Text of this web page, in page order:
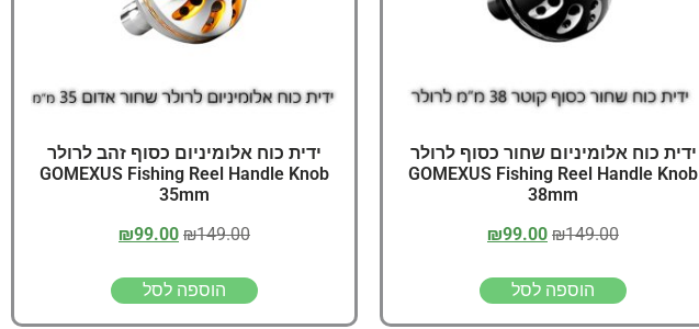
ידית כוח אלומיניום שחור כסוף לרולר
GOMEXUS Fishing Reel Handle Knob
38mm
₪149.00
₪99.00
הוספה לסל
ידית כוח אלומיניום כסוף זהב לרולר
GOMEXUS Fishing Reel Handle Knob
35mm
₪149.00
₪99.00
הוספה לסל